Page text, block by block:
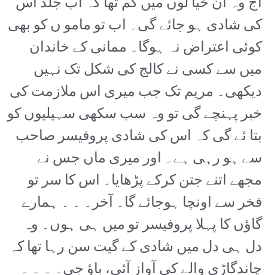
کی شادی ہو جائے گی۔ اب تو مامو ں کو بھی
کوئی اعتراض نہ ہوگا۔ ممانی کے خاندان
میں سے کسی نے کالج کی شکل تک نہیں
دیکھی۔ مریم تک جب میری اس ملازمت کی
خبر پہنچے گی تو وہ سب سکھی سہیلیوں کو
بتا ئے گی کہ اس کی شادی پروفیسر صاحب
سے ہو رہی ہے۔ اور میری ماں جس نے
مجھے اتنے جتن کرکے پڑھایا۔ اس کا سر تو
فخر سے اونچا ہوجائے گا۔ آخر۔ ۔ ۔ ہمارے
گاؤں کا پہلا پروفیسر تو میں ہی ہوں۔ وہ
دل ہی دل میں شادی کے گیت سن رہا تھا کہ
چاندگاڑی والے کی آواز آئی، باؤ جی۔ ۔ ۔ ۔